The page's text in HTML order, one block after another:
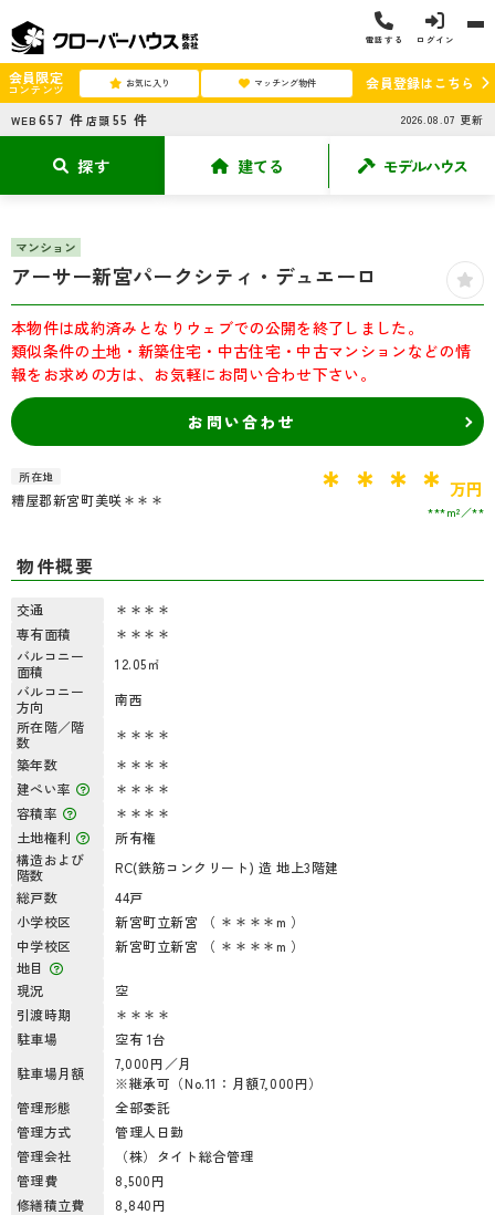
電話する ログイン
会員限定
コンテンツ お気に入り マッチング物件 会員登録はこちら
WEB 657 件 店頭 55 件 2026.08.07 更新
探す 建てる モデルハウス
マンション
アーサー新宮パークシティ・デュエーロ
本物件は成約済みとなりウェブでの公開を終了しました。
類似条件の土地・新築住宅・中古住宅・中古マンションなどの情
報をお求めの方は、お気軽にお問い合わせ下さい。
お問い合わせ
所在地
糟屋郡新宮町美咲＊＊＊ ＊＊＊＊ 万円
***m² **
物件概要
交通
＊＊＊＊
専有面積
＊＊＊＊
バルコニー
面積
12.05㎡
バルコニー
方向
南西
所在階／階
数
＊＊＊＊
築年数
＊＊＊＊
建ぺい率
＊＊＊＊
容積率
＊＊＊＊
土地権利
所有権
構造および
階数
RC(鉄筋コンクリート) 造 地上3階建
総戸数
44戸
小学校区
新宮町立新宮 （ ＊＊＊＊m ）
中学校区
新宮町立新宮 （ ＊＊＊＊m ）
地目
現況
空
引渡時期
＊＊＊＊
駐車場
空有 1台
駐車場月額
7,000円／月
※継承可（No.11：月額7,000円）
管理形態
全部委託
管理方式
管理人日勤
管理会社
（株）タイト総合管理
管理費
8,500円
修繕積立費
8,840円